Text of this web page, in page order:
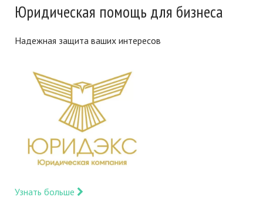
Юридическая помощь для бизнеса
Надежная защита ваших интересов
Узнать больше